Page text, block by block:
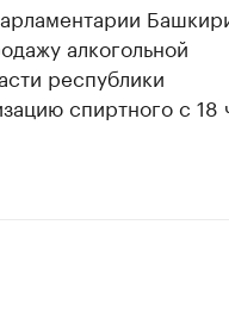
алкогольной
республики
спиртного с 18